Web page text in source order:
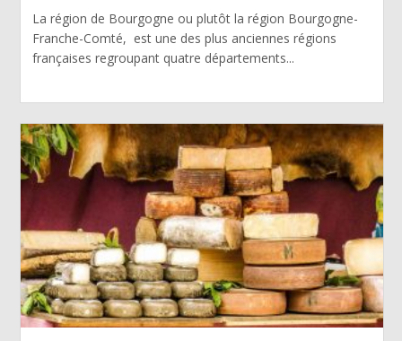
La région de Bourgogne ou plutôt la région Bourgogne-
Franche-Comté, est une des plus anciennes régions
françaises regroupant quatre départements...